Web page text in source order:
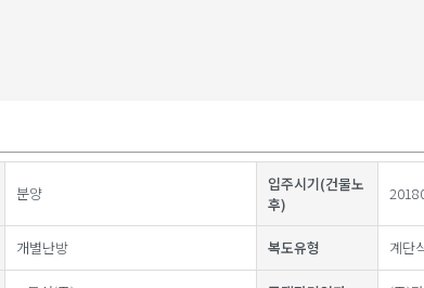
분양
입주시기(건물노
후)
개별난방 복도유형 계단